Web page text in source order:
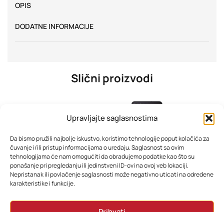
Upravljajte saglasnostima
Da bismo pružili najbolje iskustvo, koristimo tehnologije poput kolačića za
čuvanje i/ili pristup informacijama o uređaju. Saglasnost sa ovim
tehnologijama će nam omogućiti da obrađujemo podatke kao što su
ponašanje pri pregledanju ili jedinstveni ID-ovi na ovoj veb lokaciji.
Nepristanak ili povlačenje saglasnosti može negativno uticati na određene
karakteristike i funkcije.
OPIS
DODATNE INFORMACIJE
Slični proizvodi